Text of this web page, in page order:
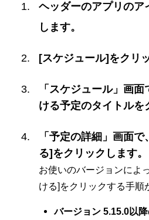
ヘッダーのアプリのア
します。
[スケジュール]をクリ
「スケジュール」画
ける予定のタイトルを
「予定の詳細」画面
る]をクリックします。
お使いのバージョンによ
ける]をクリックする手順
バージョン 5.15.0以